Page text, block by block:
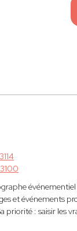
événementiel
et événements
priorité : saisir les